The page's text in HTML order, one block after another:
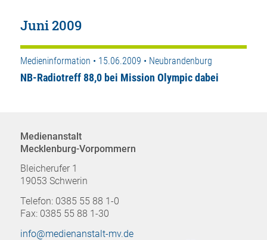
Juni 2009
Medieninformation • 15.06.2009 • Neubrandenburg
NB-Radiotreff 88,0 bei Mission Olympic dabei
Medienanstalt
Mecklenburg-Vorpommern
Bleicherufer 1
19053 Schwerin
Telefon: 0385 55 88 1-0
Fax: 0385 55 88 1-30
info@medienanstalt-mv.de